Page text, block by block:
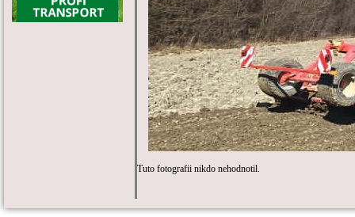
Tuto fotografii nikdo nehodnotil.